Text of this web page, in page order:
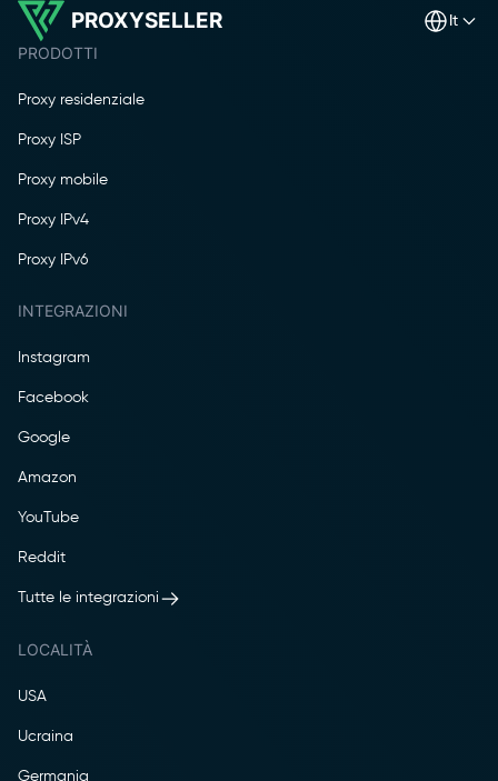
PROXYSELLER it
PRODOTTI
Proxy residenziale
Proxy ISP
Proxy mobile
Proxy IPv4
Proxy IPv6
INTEGRAZIONI
Instagram
Facebook
Google
Amazon
YouTube
Reddit
Tutte le integrazioni
LOCALITÀ
USA
Ucraina
Germania